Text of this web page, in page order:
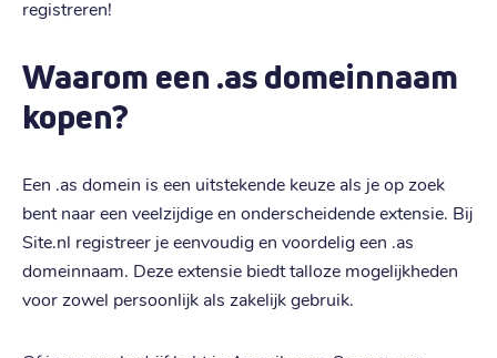
registreren!
Waarom een .as domeinnaam
kopen?
Een .as domein is een uitstekende keuze als je op zoek
bent naar een veelzijdige en onderscheidende extensie. Bij
Site.nl registreer je eenvoudig en voordelig een .as
domeinnaam. Deze extensie biedt talloze mogelijkheden
voor zowel persoonlijk als zakelijk gebruik.